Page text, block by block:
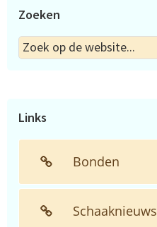
Zoeken
Zoek
op
Links
Bonden
Schaaknieuws